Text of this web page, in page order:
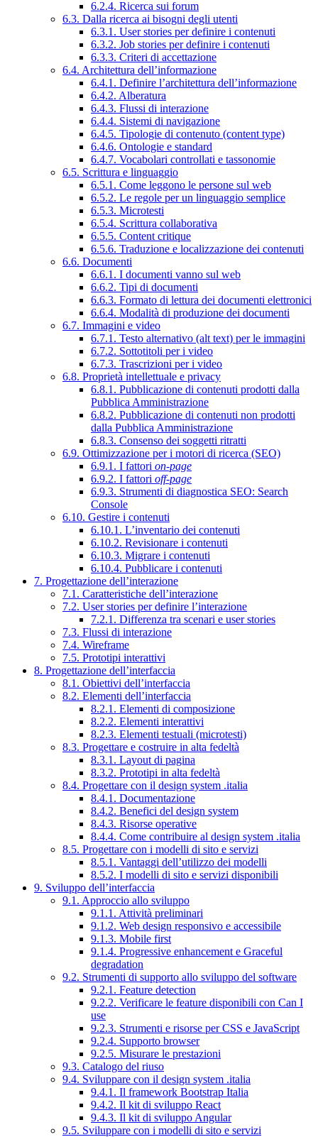
6.2.4. Ricerca sui forum
6.3. Dalla ricerca ai bisogni degli utenti
6.3.1. User stories per definire i contenuti
6.3.2. Job stories per definire i contenuti
6.3.3. Criteri di accettazione
6.4. Architettura dell’informazione
6.4.1. Definire l’architettura dell’informazione
6.4.2. Alberatura
6.4.3. Flussi di interazione
6.4.4. Sistemi di navigazione
6.4.5. Tipologie di contenuto (content type)
6.4.6. Ontologie e standard
6.4.7. Vocabolari controllati e tassonomie
6.5. Scrittura e linguaggio
6.5.1. Come leggono le persone sul web
6.5.2. Le regole per un linguaggio semplice
6.5.3. Microtesti
6.5.4. Scrittura collaborativa
6.5.5. Content critique
6.5.6. Traduzione e localizzazione dei contenuti
6.6. Documenti
6.6.1. I documenti vanno sul web
6.6.2. Tipi di documenti
6.6.3. Formato di lettura dei documenti elettronici
6.6.4. Modalità di produzione dei documenti
6.7. Immagini e video
6.7.1. Testo alternativo (alt text) per le immagini
6.7.2. Sottotitoli per i video
6.7.3. Trascrizioni per i video
6.8. Proprietà intellettuale e privacy
6.8.1. Pubblicazione di contenuti prodotti dalla
Pubblica Amministrazione
6.8.2. Pubblicazione di contenuti non prodotti
dalla Pubblica Amministrazione
6.8.3. Consenso dei soggetti ritratti
6.9. Ottimizzazione per i motori di ricerca (SEO)
6.9.1. I fattori on-page
6.9.2. I fattori off-page
6.9.3. Strumenti di diagnostica SEO: Search
Console
6.10. Gestire i contenuti
6.10.1. L’inventario dei contenuti
6.10.2. Revisionare i contenuti
6.10.3. Migrare i contenuti
6.10.4. Pubblicare i contenuti
7. Progettazione dell’interazione
7.1. Caratteristiche dell’interazione
7.2. User stories per definire l’interazione
7.2.1. Differenza tra scenari e user stories
7.3. Flussi di interazione
7.4. Wireframe
7.5. Prototipi interattivi
8. Progettazione dell’interfaccia
8.1. Obiettivi dell’interfaccia
8.2. Elementi dell’interfaccia
8.2.1. Elementi di composizione
8.2.2. Elementi interattivi
8.2.3. Elementi testuali (microtesti)
8.3. Progettare e costruire in alta fedeltà
8.3.1. Layout di pagina
8.3.2. Prototipi in alta fedeltà
8.4. Progettare con il design system .italia
8.4.1. Documentazione
8.4.2. Benefici del design system
8.4.3. Risorse operative
8.4.4. Come contribuire al design system .italia
8.5. Progettare con i modelli di sito e servizi
8.5.1. Vantaggi dell’utilizzo dei modelli
8.5.2. I modelli di sito e servizi disponibili
9. Sviluppo dell’interfaccia
9.1. Approccio allo sviluppo
9.1.1. Attività preliminari
9.1.2. Web design responsivo e accessibile
9.1.3. Mobile first
9.1.4. Progressive enhancement e Graceful
degradation
9.2. Strumenti di supporto allo sviluppo del software
9.2.1. Feature detection
9.2.2. Verificare le feature disponibili con Can I
use
9.2.3. Strumenti e risorse per CSS e JavaScript
9.2.4. Supporto browser
9.2.5. Misurare le prestazioni
9.3. Catalogo del riuso
9.4. Sviluppare con il design system .italia
9.4.1. Il framework Bootstrap Italia
9.4.2. Il kit di sviluppo React
9.4.3. Il kit di sviluppo Angular
9.5. Sviluppare con i modelli di sito e servizi